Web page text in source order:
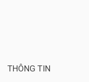
THÔNG TIN